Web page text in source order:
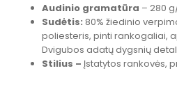
Audinio gramatūra – 280
Sudėtis: 80% žiedinio
poliesteris, pinti rankogaliai,
Dvigubos adatų dygsnių
Stilius – Įstatytos rankovės,